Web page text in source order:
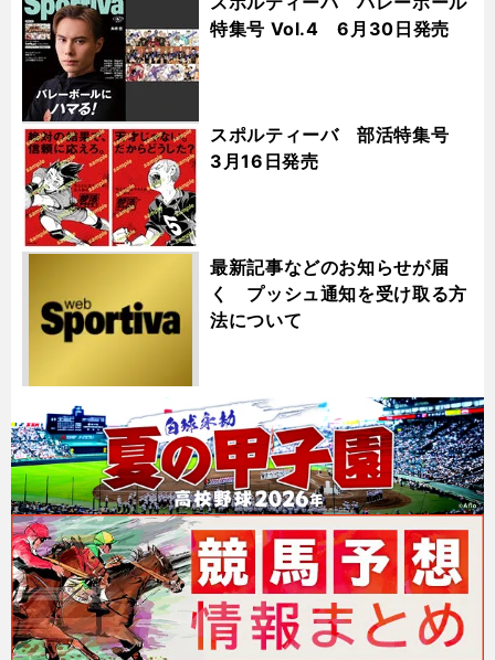
特集号 Vol.4 6月30日発売
スポルティーバ 部活特集号
3月16日発売
最新記事などのお知らせが届
く プッシュ通知を受け取る方
法について